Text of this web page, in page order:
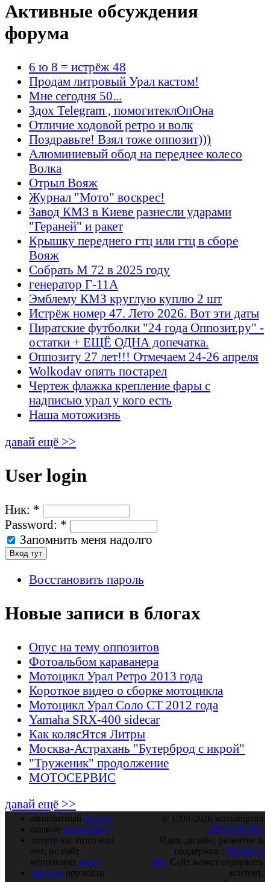
Активные обсуждения
форума
6 ю 8 = истрёж 48
Продам литровый Урал кастом!
Мне сегодня 50...
Здох Telegram , помогитеклОпОна
Отличие ходовой ретро и волк
Поздравьте! Взял тоже оппозит)))
Алюминиевый обод на переднее колесо
Волка
Отрыл Вояж
Журнал "Мото" воскрес!
Завод КМЗ в Киеве разнесли ударами
"Гераней" и ракет
Крышку переднего гтц или гтц в сборе
Вояж
Собрать М 72 в 2025 году
генератор Г-11А
Эмблему КМЗ круглую куплю 2 шт
Истрёж номер 47. Лето 2026. Вот эти даты
Пиратские футболки "24 года Оппозит.ру" -
остатки + ЕЩЁ ОДНА допечатка.
Оппозиту 27 лет!!! Отмечаем 24-26 апреля
Wolkodav опять постарел
Чертеж флажка крепление фары с
надписью урал у кого есть
Наша мотожизнь
давай ещё >>
User login
Ник: *
Password: *
Запомнить меня надолго
Восстановить пароль
Новые записи в блогах
Опус на тему оппозитов
Фотоальбом караванера
Мотоцикл Урал Ретро 2013 года
Короткое видео о сборке мотоцикла
Мотоцикл Урал Соло СТ 2012 года
Yamaha SRX-400 sidecar
Как колясЯтся Литры
Москва-Астрахань "Бутерброд с икрой"
"Труженик" продолжение
МОТОСЕРВИС
давай ещё >>
оппозитный форум
полное оглавление
хотите вы этого или
нет, но сайт
использует куки
закрома oppozit.ru
© 1999-2026 мотопортал
OPPOZIT.RU
Идея, дизайн, развитие и
поддержка : SHTRLZ
16+ Сайт может содержать
контент,